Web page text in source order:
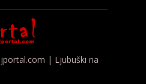
| Ljubuški na